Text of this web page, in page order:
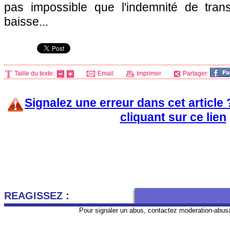
pas impossible que l'indemnité de
baisse...
Taille du texte: Email Imprimer Partager:
Signalez une erreur dans cet article
cliquant sur ce lien
REAGISSEZ :
Pour signaler un abus, contactez moderation-